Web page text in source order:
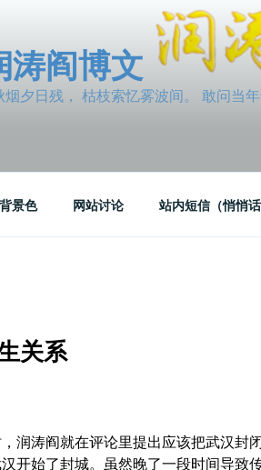
涛阎博文
烟夕日残， 枯枝索忆雾波间。 敢问
背景色 网站讨论 站内短信（悄悄话
关系
润涛阎就在评论里提出应该把武汉封
开始了封城。虽然晚了一段时间导致